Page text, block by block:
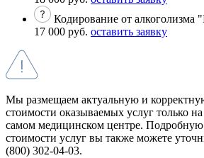
Кодирование от алкоголизма
17 000 руб. оставить заявку
Мы размещаем актуальную и
стоимости оказываемых услуг только
самом медицинском центре.
стоимости услуг вы также можете
(800) 302-04-03.